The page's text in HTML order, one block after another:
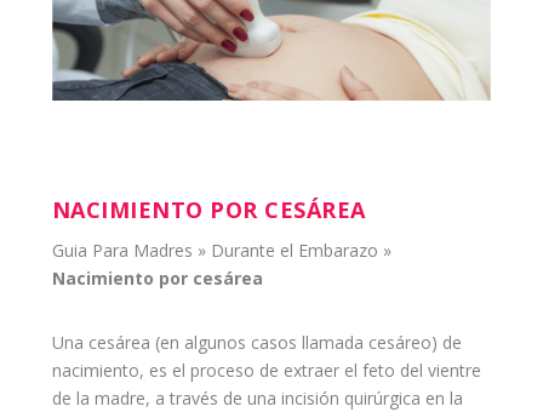
NACIMIENTO POR CESÁREA
Guia Para Madres » Durante el Embarazo »
Nacimiento por cesárea
Una cesárea (en algunos casos llamada cesáreo) de
nacimiento, es el proceso de extraer el feto del vientre
de la madre, a través de una incisión quirúrgica en la